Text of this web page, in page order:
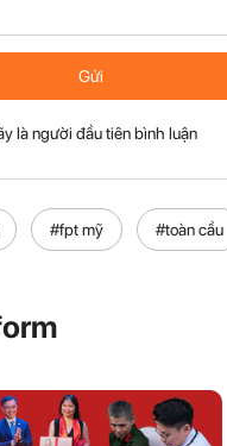
Gửi
là người đầu tiên bình luận
#fpt mỹ #toàn cầu